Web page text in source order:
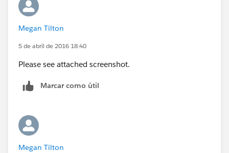
Megan Tilton
5 de abril de 2016 18:40
Please see attached screenshot.
Marcar como útil
Megan Tilton